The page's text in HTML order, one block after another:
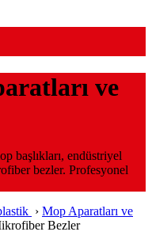
ve
başlıkları, endüstriyel
bezler. Profesyonel
› Mop Aparatları ve
Bezler